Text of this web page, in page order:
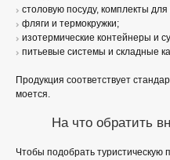
столовую посуду, комплекты для
фляги и термокружки;
изотермические контейнеры и
питьевые системы и складные
Продукция соответствует
моется.
На что обратить
Чтобы подобрать туристическую